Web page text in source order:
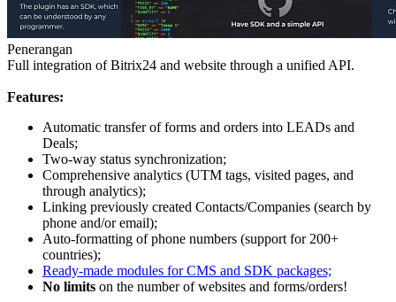
Penerangan
Full integration of Bitrix24 and website through a unified API.
Features:
Automatic transfer of forms and orders into LEADs and
Deals;
Two-way status synchronization;
Comprehensive analytics (UTM tags, visited pages, and
through analytics);
Linking previously created Contacts/Companies (search by
phone and/or email);
Auto-formatting of phone numbers (support for 200+
countries);
Ready-made modules for CMS and SDK packages;
No limits on the number of websites and forms/orders!